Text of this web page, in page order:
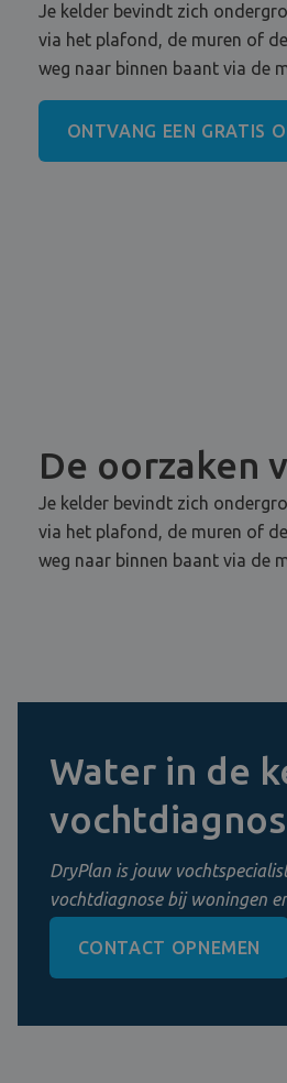
Je kelder bevindt zich
via het plafond, de muren of
weg naar binnen baant via de
ONTVANG EEN GRATIS
De oorzaken
Je kelder bevindt zich
via het plafond, de muren of
weg naar binnen baant via de
Water in de
DryPlan is jouw
vochtdiagnose bij woningen
CONTACT OPNEMEN